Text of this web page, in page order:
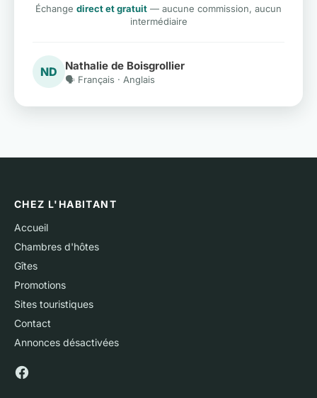
Échange direct et gratuit — aucune commission, aucun
intermédiaire
ND Nathalie de Boisgrollier
🗣️ Français · Anglais
CHEZ L'HABITANT
Accueil
Chambres d'hôtes
Gîtes
Promotions
Sites touristiques
Contact
Annonces désactivées